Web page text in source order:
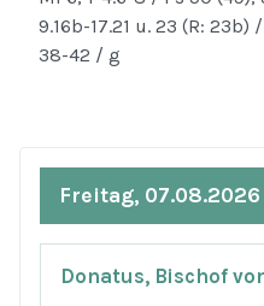
9.16b-17.21 u. 23 (R: 23b)
38-42 / g
Freitag, 07.08.2026
Donatus, Bischof